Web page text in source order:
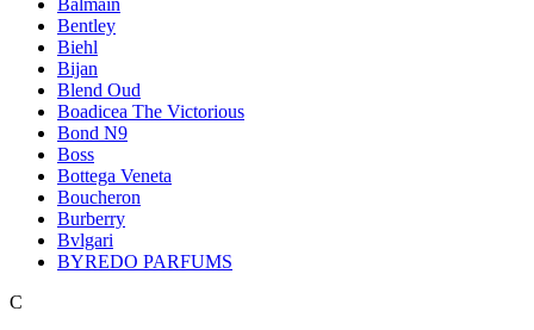
Bentley
Biehl
Bijan
Blend Oud
Boadicea The Victorious
Bond N9
Boss
Bottega Veneta
Boucheron
Burberry
Bvlgari
BYREDO PARFUMS
C